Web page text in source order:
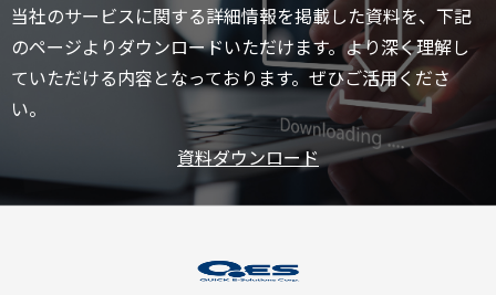
当社のサービスに関する詳細情報を掲載した資料を、下記
のページよりダウンロードいただけます。より深く理解し
ていただける内容となっております。ぜひご活用くださ
い。
資料ダウンロード